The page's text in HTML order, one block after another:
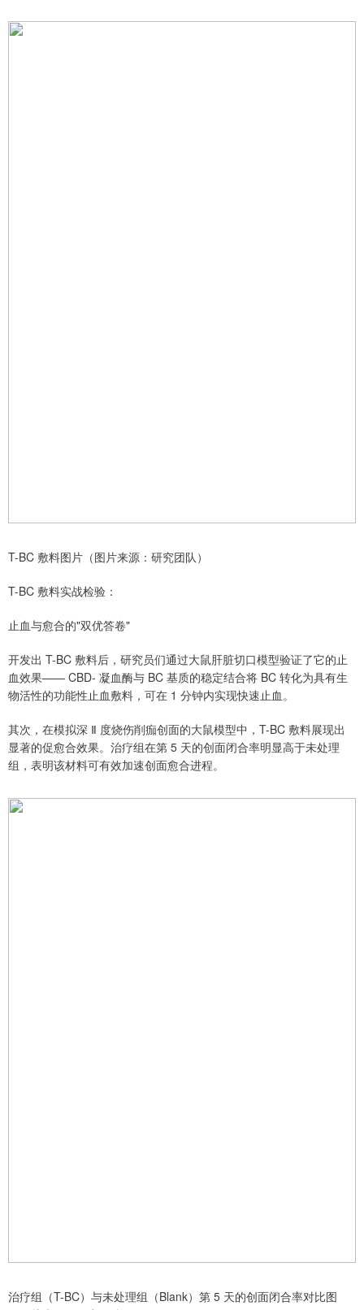
T-BC 敷料图片（图片来源：研究团队）
T-BC 敷料实战检验：
止血与愈合的"双优答卷"
开发出 T-BC 敷料后，研究员们通过大鼠肝脏切口模型验证了它的止
血效果—— CBD- 凝血酶与 BC 基质的稳定结合将 BC 转化为具有生
物活性的功能性止血敷料，可在 1 分钟内实现快速止血。
其次，在模拟深 Ⅱ 度烧伤削痂创面的大鼠模型中，T-BC 敷料展现出
显著的促愈合效果。治疗组在第 5 天的创面闭合率明显高于未处理
组，表明该材料可有效加速创面愈合进程。
治疗组（T-BC）与未处理组（Blank）第 5 天的创面闭合率对比图